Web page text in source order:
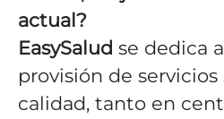
actual?
EasySalud se dedica
provisión de
calidad, tanto en